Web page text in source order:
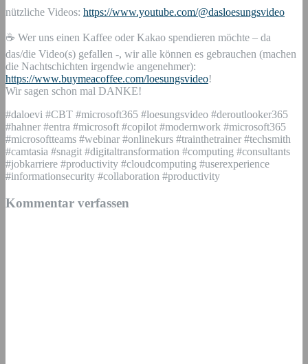
nützliche Videos: https://www.youtube.com/@dasloesungsvideo
☕ Wer uns einen Kaffee oder Kakao spendieren möchte – da
das/die Video(s) gefallen -, wir alle können es gebrauchen (machen
die Nachtschichten irgendwie angenehmer):
https://www.buymeacoffee.com/loesungsvideo!
Wir sagen schon mal DANKE!
#daloevi #CBT #microsoft365 #loesungsvideo #deroutlooker365
#hahner #entra #microsoft #copilot #modernwork #microsoft365
#microsoftteams #webinar #onlinekurs #trainthetrainer #techsmith
#camtasia #snagit #digitaltransformation #computing #consultants
#jobkarriere #productivity #cloudcomputing #userexperience
#informationsecurity #collaboration #productivity
Kommentar verfassen